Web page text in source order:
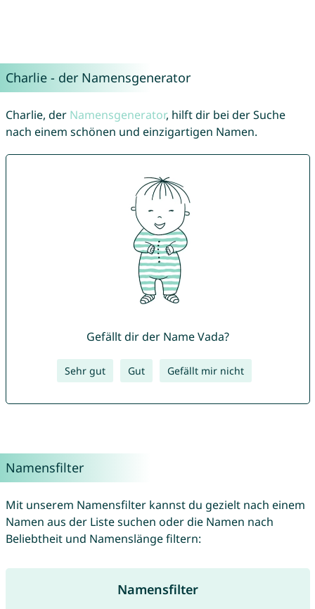
Charlie - der Namensgenerator
Charlie, der Namensgenerator, hilft dir bei der Suche
nach einem schönen und einzigartigen Namen.
Gefällt dir der Name Vada?
Sehr gut Gut Gefällt mir nicht
Namensfilter
Mit unserem Namensfilter kannst du gezielt nach einem
Namen aus der Liste suchen oder die Namen nach
Beliebtheit und Namenslänge filtern:
Namensfilter